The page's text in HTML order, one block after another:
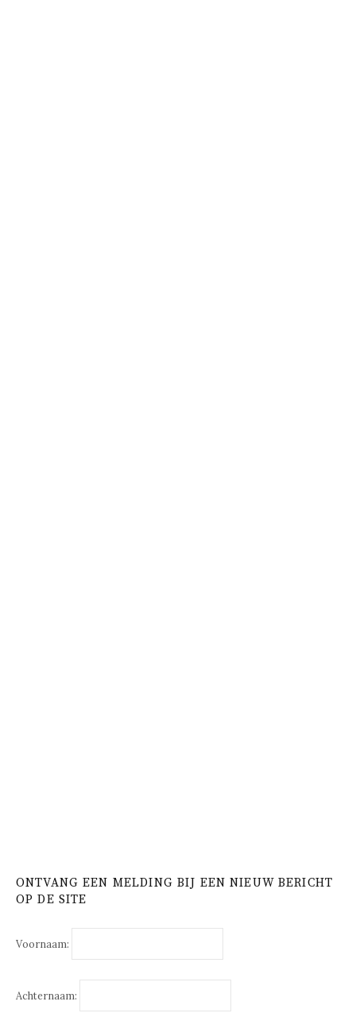
ONTVANG EEN MELDING BIJ EEN NIEUW BERICHT
OP DE SITE
Voornaam:
Achternaam: